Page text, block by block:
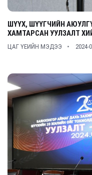
ШҮҮХ, ШҮҮГЧИЙН
ХАМТАРСАН УУЛЗАЛТ
ЦАГ ҮЕИЙН МЭДЭЭ 2024-